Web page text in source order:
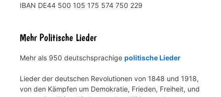
IBAN DE44 500 105 175 574 750 229
Mehr Politische Lieder
Mehr als 950 deutschsprachige politische Lieder
Lieder der deutschen Revolutionen von 1848 und 1918,
von den Kämpfen um Demokratie, Frieden, Freiheit, und